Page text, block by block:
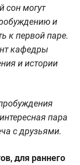
сон могут
и
к первой паре.
кафедры
и истории
пара
с друзьями.
для раннего